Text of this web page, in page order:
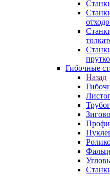
Гибочные
Назад